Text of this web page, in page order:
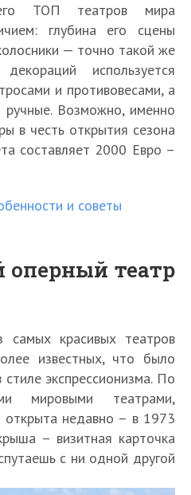
ТОП театров мира
глубина его сцены
— точно такой же
используется
и противовесами, а
Возможно, именно
в честь открытия сезона
составляет 2000 Евро –
и советы
оперный театр
самых красивых театров
известных, что было
экспрессионизма. По
мировыми театрами,
открыта недавно – в 1973
– визитная карточка
с ни одной другой